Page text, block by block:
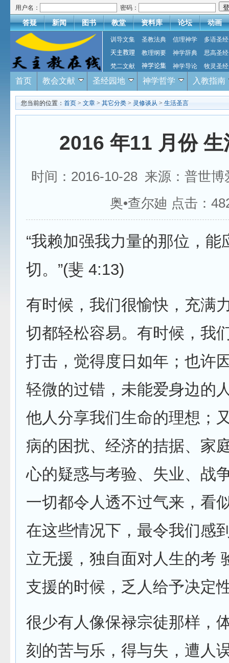
用户名： 密码：
答疑 新闻 图书 教堂 资料库 论坛 动画
训导文集 圣教法典 信理神学
多语圣经
天主教理
教理纲要 神学辞典
思高圣经
梵二文献
神学论集 神学导论 牧灵圣经
首页 教会文献 圣经园地 神学哲学 入教指南
您当前的位置： 首页 > 文章 > 其它分类 > 灵修谈从 > 生活圣言
2016 年11 月份 生
时间：2016-10-28 来源：普世
奥•查尔廸 点击：
“我赖加强我力量的那位，能
切。”(斐 4:13)
有时候，我们很愉快，充满
切都轻松容易。有时候，我
打击，觉得度日如年；也许
轻微的过错，未能爱身边的
他人分享我们生命的理想；
病的困扰、经济的拮据、家
心的疑惑与考验、失业、战
一切都令人透不过气来，看
在这些情况下，最令我们感
立无援，独自面对人生的考
支援的时候，乏人给予决定
很少有人像保禄宗徒那样，
刻的苦与乐，得与失，遭人